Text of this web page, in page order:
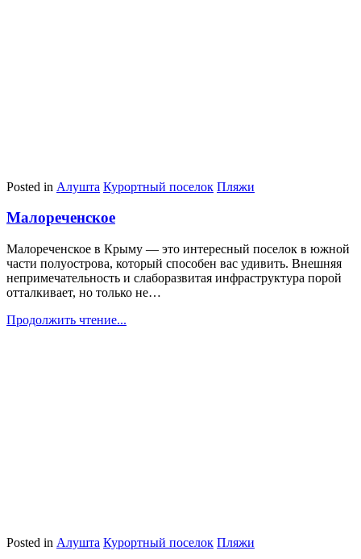
Posted in Алушта Курортный поселок Пляжи
Малореченское
Малореченское в Крыму — это интересный поселок в южной
части полуострова, который способен вас удивить. Внешняя
непримечательность и слаборазвитая инфраструктура порой
отталкивает, но только не…
Продолжить чтение...
Posted in Алушта Курортный поселок Пляжи